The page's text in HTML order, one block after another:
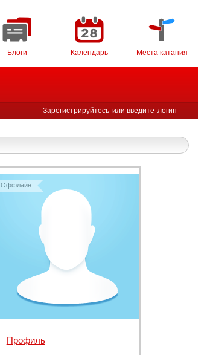
Блоги Календарь Места катания
Зарегистрируйтесь или введите логин
Оффлайн
Профиль